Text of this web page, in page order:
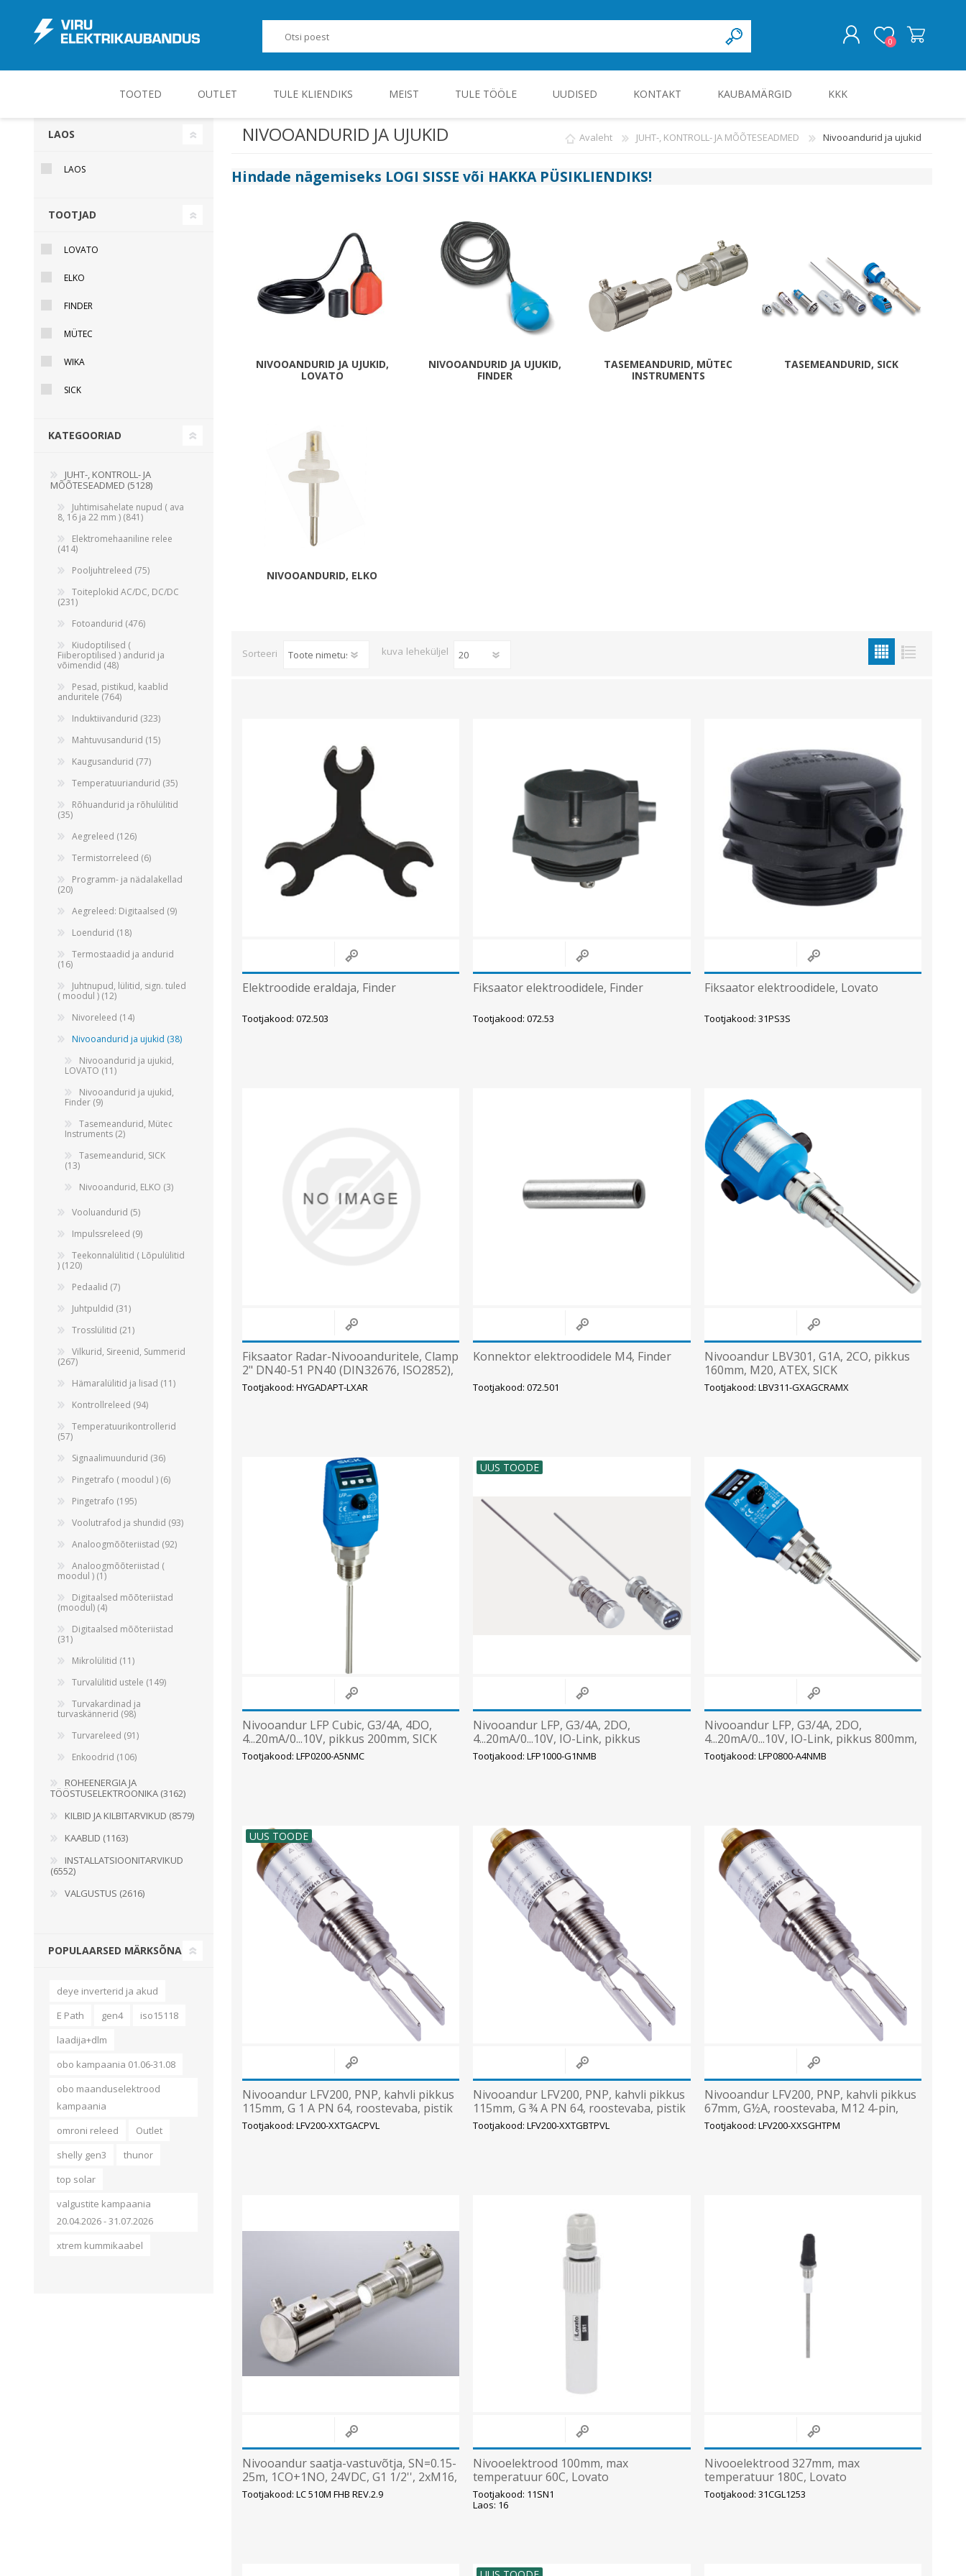
0
TOOTED
JUHT-, KONTROLL- JA MÕÕTESEADMED
Juhtimisahelate nupud ( ava 8, 16 ja 22 mm )
Elektromehaaniline relee
ROHEENERGIA JA TÖÖSTUSELEKTROONIKA
Elektriautode laadijad ja komponendid
Metallkilbid, pindpaigaldus
Kilbid, aluspaigaldus
Alumiiniumkaablid ja -juhtmed
Vaskkaablid ja -juhtmed
Painduvad kontrollkaablid
Süvistatavad lülitid ja pistikupesad IP44
OUTLET TULE KLIENDIKS MEIST TULE TÖÖLE UUDISED KONTAKT KAUBAMÄRGID KKK
NIVOOANDURID JA UJUKID Avaleht JUHT-, KONTROLL- JA MÕÕTESEADMED Nivooandurid ja ujukid
Hindade nägemiseks LOGI SISSE või HAKKA PÜSIKLIENDIKS!
NIVOOANDURID JA UJUKID,
LOVATO
NIVOOANDURID JA UJUKID,
FINDER
TASEMEANDURID, MÜTEC
INSTRUMENTS
TASEMEANDURID, SICK
NIVOOANDURID, ELKO
Sorteeri kuva leheküljel
Elektroodide eraldaja, Finder
Tootjakood: 072.503
Fiksaator elektroodidele, Finder
Tootjakood: 072.53
Fiksaator elektroodidele, Lovato
Tootjakood: 31PS3S
Fiksaator Radar-Nivooanduritele, Clamp
2" DN40-51 PN40 (DIN32676, ISO2852),
SICK
Tootjakood: HYGADAPT-LXAR
Konnektor elektroodidele M4, Finder
Tootjakood: 072.501
Nivooandur LBV301, G1A, 2CO, pikkus
160mm, M20, ATEX, SICK
Tootjakood: LBV311-GXAGCRAMX
Nivooandur LFP Cubic, G3/4A, 4DO,
4...20mA/0...10V, pikkus 200mm, SICK
Tootjakood: LFP0200-A5NMC
UUS TOODE
Nivooandur LFP, G3/4A, 2DO,
4...20mA/0...10V, IO-Link, pikkus
1000mm, M12 5-pin SICK
Tootjakood: LFP1000-G1NMB
Nivooandur LFP, G3/4A, 2DO,
4...20mA/0...10V, IO-Link, pikkus 800mm,
M12 5-pin SICK
Tootjakood: LFP0800-A4NMB
UUS TOODE
Nivooandur LFV200, PNP, kahvli pikkus
115mm, G 1 A PN 64, roostevaba, pistik
DIN 43650, SICK
Tootjakood: LFV200-XXTGACPVL
Nivooandur LFV200, PNP, kahvli pikkus
115mm, G ¾ A PN 64, roostevaba, pistik
DIN 43650, SICK
Tootjakood: LFV200-XXTGBTPVL
Nivooandur LFV200, PNP, kahvli pikkus
67mm, G½A, roostevaba, M12 4-pin,
SICK
Tootjakood: LFV200-XXSGHTPM
Nivooandur saatja-vastuvõtja, SN=0.15-
25m, 1CO+1NO, 24VDC, G1 1/2'', 2xM16,
IP65, 75x146mm, Mütec
Tootjakood: LC 510M FHB REV.2.9
Nivooelektrood 100mm, max
temperatuur 60C, Lovato
Tootjakood: 11SN1
Laos: 16
Nivooelektrood 327mm, max
temperatuur 180C, Lovato
Tootjakood: 31CGL1253
LAOS
LAOS
TOOTJAD
LOVATO
ELKO
FINDER
MÜTEC
WIKA
SICK
KATEGOORIAD
JUHT-, KONTROLL- JA
MÕÕTESEADMED (5128)
Juhtimisahelate nupud ( ava
8, 16 ja 22 mm ) (841)
Elektromehaaniline relee
(414)
Pooljuhtreleed (75)
Toiteplokid AC/DC, DC/DC
(231)
Fotoandurid (476)
Kiudoptilised (
Fiiberoptilised ) andurid ja
võimendid (48)
Pesad, pistikud, kaablid
anduritele (764)
Induktiivandurid (323)
Mahtuvusandurid (15)
Kaugusandurid (77)
Temperatuuriandurid (35)
Rõhuandurid ja rõhulülitid
(35)
Aegreleed (126)
Termistorreleed (6)
Programm- ja nädalakellad
(20)
Aegreleed: Digitaalsed (9)
Loendurid (18)
Termostaadid ja andurid
(16)
Juhtnupud, lülitid, sign. tuled
( moodul ) (12)
Nivoreleed (14)
Nivooandurid ja ujukid (38)
Nivooandurid ja ujukid,
LOVATO (11)
Nivooandurid ja ujukid,
Finder (9)
Tasemeandurid, Mütec
Instruments (2)
Tasemeandurid, SICK
(13)
Nivooandurid, ELKO (3)
Vooluandurid (5)
Impulssreleed (9)
Teekonnalülitid ( Lõpulülitid
) (120)
Pedaalid (7)
Juhtpuldid (31)
Trosslülitid (21)
Vilkurid, Sireenid, Summerid
(267)
Hämaralülitid ja lisad (11)
Kontrollreleed (94)
Temperatuurikontrollerid
(57)
Signaalimuundurid (36)
Pingetrafo ( moodul ) (6)
Pingetrafo (195)
Voolutrafod ja shundid (93)
Analoogmõõteriistad (92)
Analoogmõõteriistad (
moodul ) (1)
Digitaalsed mõõteriistad
(moodul) (4)
Digitaalsed mõõteriistad
(31)
Mikrolülitid (11)
Turvalülitid ustele (149)
Turvakardinad ja
turvaskännerid (98)
Turvareleed (91)
Enkoodrid (106)
ROHEENERGIA JA
TÖÖSTUSELEKTROONIKA (3162)
KILBID JA KILBITARVIKUD (8579)
KAABLID (1163)
INSTALLATSIOONITARVIKUD
(6552)
VALGUSTUS (2616)
POPULAARSED MÄRKSÕNAD
deye inverterid ja akud
E Path
gen4
iso15118
laadija+dlm
obo kampaania 01.06-31.08
obo maanduselektrood
kampaania
omroni releed
Outlet
shelly gen3
thunor
top solar
valgustite kampaania
20.04.2026 - 31.07.2026
xtrem kummikaabel